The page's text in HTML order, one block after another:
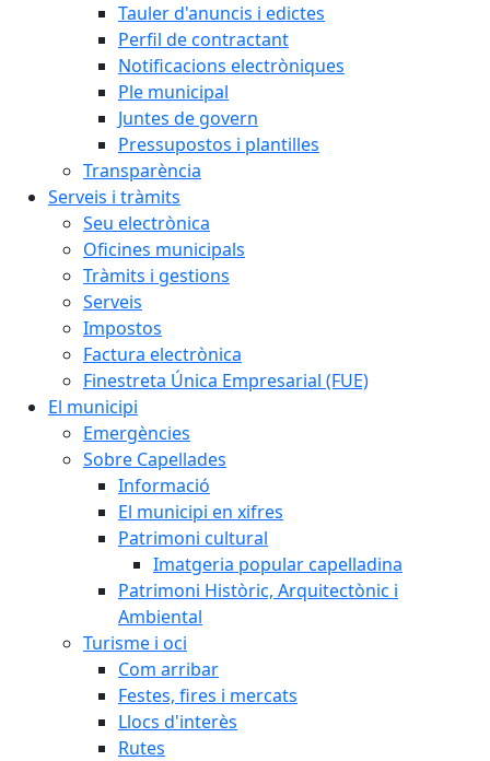
Tauler d'anuncis i edictes
Perfil de contractant
Notificacions electròniques
Ple municipal
Juntes de govern
Pressupostos i plantilles
Transparència
Serveis i tràmits
Seu electrònica
Oficines municipals
Tràmits i gestions
Serveis
Impostos
Factura electrònica
Finestreta Única Empresarial (FUE)
El municipi
Emergències
Sobre Capellades
Informació
El municipi en xifres
Patrimoni cultural
Imatgeria popular capelladina
Patrimoni Històric, Arquitectònic i
Ambiental
Turisme i oci
Com arribar
Festes, fires i mercats
Llocs d'interès
Rutes